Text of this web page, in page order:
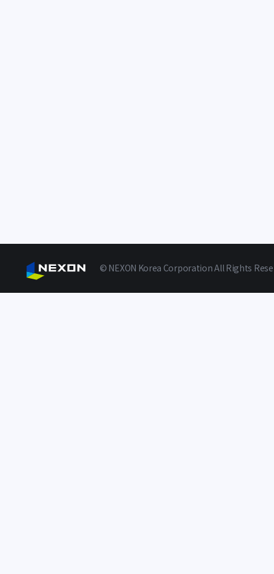
© NEXON Korea Corporation All Rights